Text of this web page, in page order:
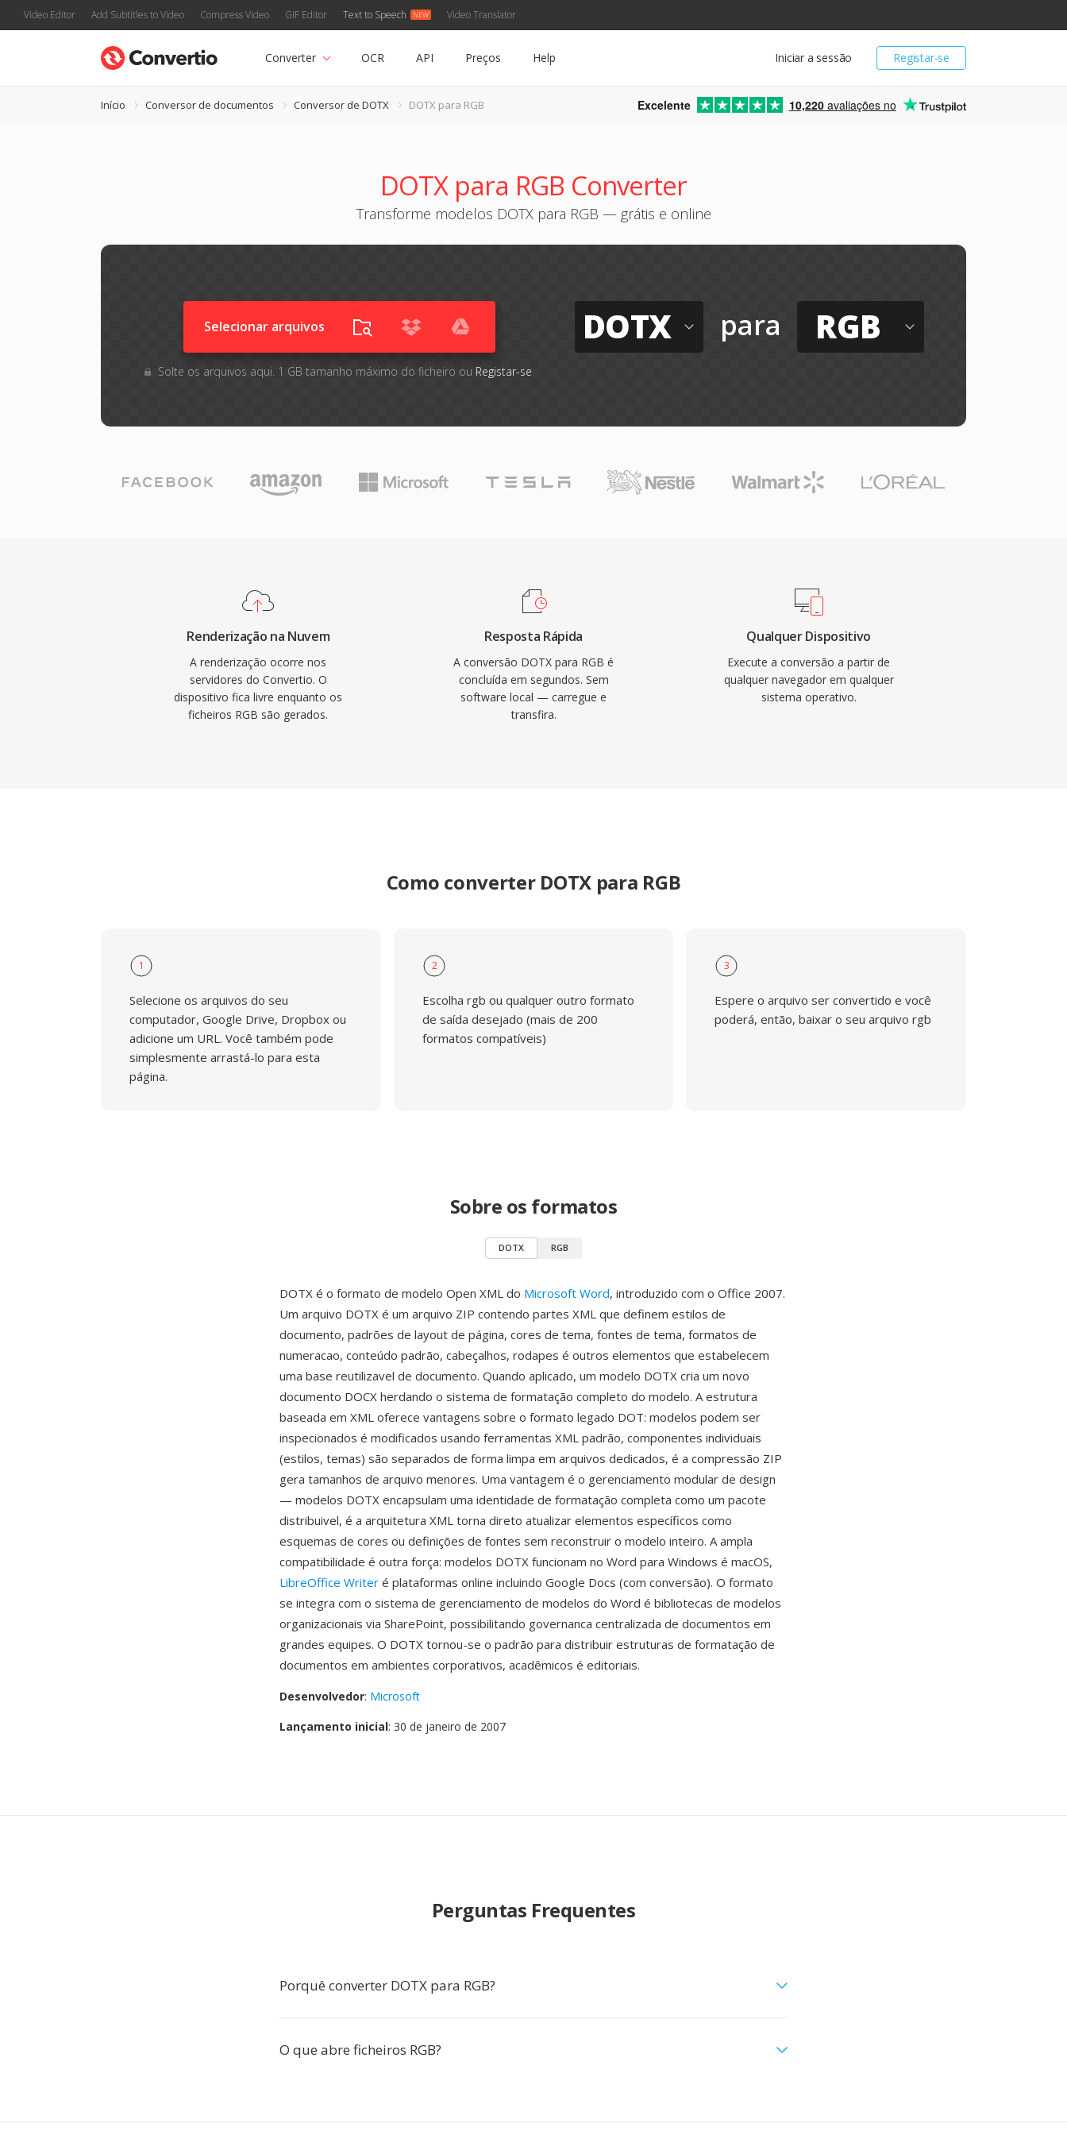
Video Editor Add Subtitles to Video Compress Video GIF Editor Text to Speech Video Translator
Registar-se
Iniciar a sessão
Converter OCR API Preços Help
Início Conversor de documentos Conversor de DOTX DOTX para RGB Excelente 10,220 avaliações no
DOTX para RGB Converter
Transforme modelos DOTX para RGB — grátis e online
Selecionar arquivos
Solte os arquivos aqui. 1 GB tamanho máximo do ficheiro ou Registar-se
DOTX para RGB
Renderização na Nuvem
A renderização ocorre nos
servidores do Convertio. O
dispositivo fica livre enquanto os
ficheiros RGB são gerados.
Resposta Rápida
A conversão DOTX para RGB é
concluída em segundos. Sem
software local — carregue e
transfira.
Qualquer Dispositivo
Execute a conversão a partir de
qualquer navegador em qualquer
sistema operativo.
Como converter DOTX para RGB
1
Selecione os arquivos do seu
computador, Google Drive, Dropbox ou
adicione um URL. Você também pode
simplesmente arrastá-lo para esta
página.
2
Escolha rgb ou qualquer outro formato
de saída desejado (mais de 200
formatos compatíveis)
3
Espere o arquivo ser convertido e você
poderá, então, baixar o seu arquivo rgb
Sobre os formatos
DOTX RGB
DOTX é o formato de modelo Open XML do Microsoft Word, introduzido com o Office 2007.
Um arquivo DOTX é um arquivo ZIP contendo partes XML que definem estilos de
documento, padrões de layout de página, cores de tema, fontes de tema, formatos de
numeracao, conteúdo padrão, cabeçalhos, rodapes é outros elementos que estabelecem
uma base reutilizavel de documento. Quando aplicado, um modelo DOTX cria um novo
documento DOCX herdando o sistema de formatação completo do modelo. A estrutura
baseada em XML oferece vantagens sobre o formato legado DOT: modelos podem ser
inspecionados é modificados usando ferramentas XML padrão, componentes individuais
(estilos, temas) são separados de forma limpa em arquivos dedicados, é a compressão ZIP
gera tamanhos de arquivo menores. Uma vantagem é o gerenciamento modular de design
— modelos DOTX encapsulam uma identidade de formatação completa como um pacote
distribuivel, é a arquitetura XML torna direto atualizar elementos específicos como
esquemas de cores ou definições de fontes sem reconstruir o modelo inteiro. A ampla
compatibilidade é outra força: modelos DOTX funcionam no Word para Windows é macOS,
LibreOffice Writer é plataformas online incluindo Google Docs (com conversão). O formato
se integra com o sistema de gerenciamento de modelos do Word é bibliotecas de modelos
organizacionais via SharePoint, possibilitando governanca centralizada de documentos em
grandes equipes. O DOTX tornou-se o padrão para distribuir estruturas de formatação de
documentos em ambientes corporativos, acadêmicos é editoriais.
Desenvolvedor: Microsoft
Lançamento inicial: 30 de janeiro de 2007
Perguntas Frequentes
Porquê converter DOTX para RGB?
O que abre ficheiros RGB?